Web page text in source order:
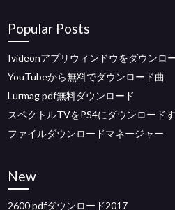
Popular Posts
Ivideonアプリウィンドウをダウンロ
YouTubeから無料でダウンロード曲
Lurmag pdf無料ダウンロード
スペクトルTVをPS4にダウンロード
ファイルダウンロードマネージャー
New
2600 pdfダウンロード2017